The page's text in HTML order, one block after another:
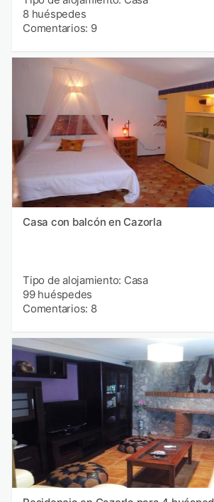
8 huéspedes
Comentarios: 9
Casa con balcón en Cazorla
Tipo de alojamiento: Casa
99 huéspedes
Comentarios: 8